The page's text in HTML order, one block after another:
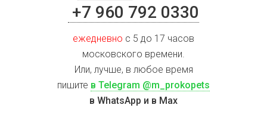
+7 960 792 0330
ежедневно с 5 до 17 часов
московского времени.
Или, лучше, в любое время
пишите в Telegram @m_prokopets
в WhatsApp и в Max